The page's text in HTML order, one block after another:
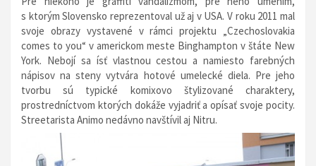
s ktorým Slovensko reprezentoval už aj v USA. V roku 2011 mal
svoje obrazy vystavené v rámci projektu „Czechoslovakia
comes to you“ v americkom meste Binghampton v štáte New
York. Nebojí sa ísť vlastnou cestou a namiesto farebných
nápisov na steny vytvára hotové umelecké diela. Pre jeho
tvorbu sú typické komixovo štylizované charaktery,
prostredníctvom ktorých dokáže vyjadriť a opísať svoje pocity.
Streetarista Animo nedávno navštívil aj Nitru.